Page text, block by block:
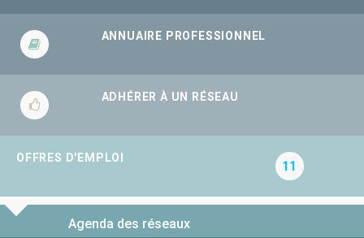
ANNUAIRE PROFESSIONNEL
ADHÉRER À UN RÉSEAU
OFFRES D'EMPLOI
11
Agenda des réseaux